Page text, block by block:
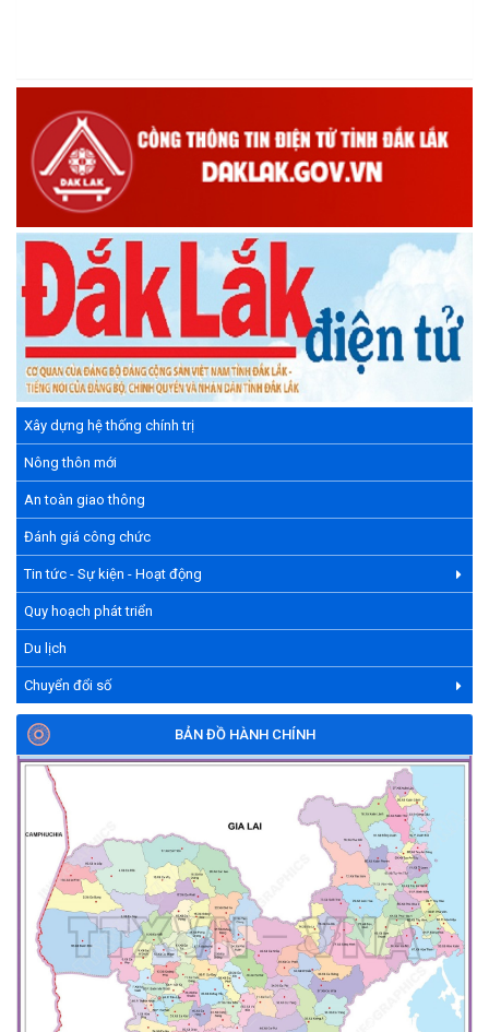
Xây dựng hệ thống chính trị
Nông thôn mới
An toàn giao thông
Đánh giá công chức
Tin tức - Sự kiện - Hoạt động
Quy hoạch phát triển
Du lịch
Chuyển đổi số
BẢN ĐỒ HÀNH CHÍNH
Chương trình đối thoại giữa lãnh đạo UBND xã với thanh niên,
thiếu nhi trên địa bàn xã năm 2026
(14/05/2026)
Chương trình kỷ niệm 85 năm ngày thành lập Đội TNTP Hồ Chí
Minh (15/05/1941 – 15/05/2026) và kỷ niệm 136 năm ngày
sinh Chủ tịch Hồ Chí Minh (19/05/1890 – 19/05/2026).
(14/05/2026)